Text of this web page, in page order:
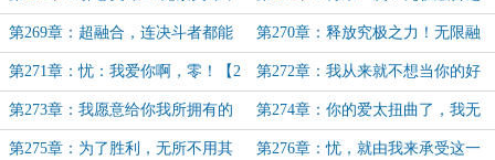
暗与光的交锋【3合1】 力！【3合1】
第269章：超融合，连决斗者都能
融！【3合1】
第270章：释放究极之力！无限融
合的英雄之魂【4合1】
第271章：忧：我爱你啊，零！【2
合1】
第272章：我从来就不想当你的好
兄弟【2合1】
第273章：我愿意给你我所拥有的
一切【5K】
第274章：你的爱太扭曲了，我无
法接受【5K5加更】
第275章：为了胜利，无所不用其 第276章：忧，就由我来承受这一